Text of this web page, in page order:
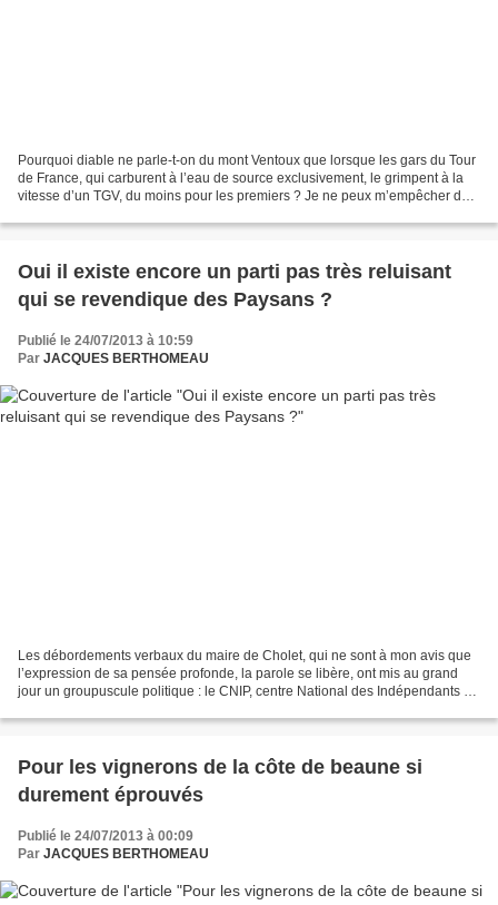
Pourquoi diable ne parle-t-on du mont Ventoux que lorsque les gars du Tour
de France, qui carburent à l’eau de source exclusivement, le grimpent à la
vitesse d’un TGV, du moins pour les premiers ? Je ne peux m’empêcher de
Oui il existe encore un parti pas très reluisant
qui se revendique des Paysans ?
Publié le 24/07/2013 à 10:59
Par JACQUES BERTHOMEAU
Les débordements verbaux du maire de Cholet, qui ne sont à mon avis que
l’expression de sa pensée profonde, la parole se libère, ont mis au grand
jour un groupuscule politique : le CNIP, centre National des Indépendants et
Pour les vignerons de la côte de beaune si
durement éprouvés
Publié le 24/07/2013 à 00:09
Par JACQUES BERTHOMEAU